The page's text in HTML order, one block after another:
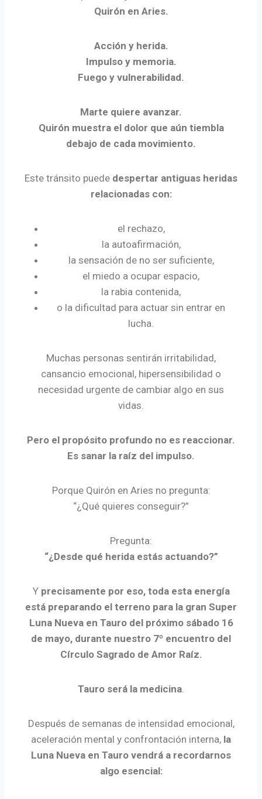
Quirón en Aries.
Acción y herida.
Impulso y memoria.
Fuego y vulnerabilidad.
Marte quiere avanzar.
Quirón muestra el dolor que aún tiembla
debajo de cada movimiento.
Este tránsito puede despertar antiguas heridas
relacionadas con:
el rechazo,
la autoafirmación,
la sensación de no ser suficiente,
el miedo a ocupar espacio,
la rabia contenida,
o la dificultad para actuar sin entrar en
lucha.
Muchas personas sentirán irritabilidad,
cansancio emocional, hipersensibilidad o
necesidad urgente de cambiar algo en sus
vidas.
Pero el propósito profundo no es reaccionar.
Es sanar la raíz del impulso.
Porque Quirón en Aries no pregunta:
“¿Qué quieres conseguir?”
Pregunta:
“¿Desde qué herida estás actuando?”
Yprecisamente por eso, toda esta energía
está preparando el terreno para la gran Super
Luna Nueva en Tauro del próximo sábado 16
de mayo, durante nuestro 7º encuentro del
Círculo Sagrado de Amor Raíz.
Tauro será la medicina.
Después de semanas de intensidad emocional,
aceleración mental y confrontación interna, la
Luna Nueva en Tauro vendrá a recordarnos
algo esencial: